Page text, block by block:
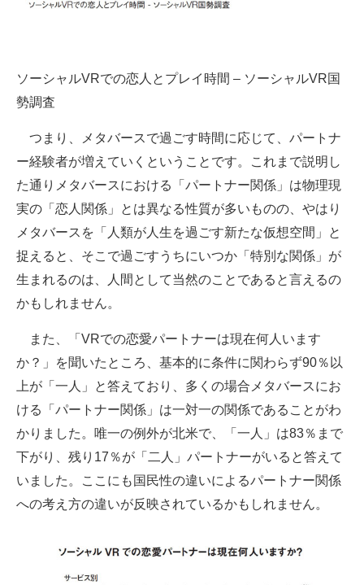
ソーシャルVRでの恋人とプレイ時間 – ソーシャルVR国
勢調査
つまり、メタバースで過ごす時間に応じて、パートナ
ー経験者が増えていくということです。これまで説明し
た通りメタバースにおける「パートナー関係」は物理現
実の「恋人関係」とは異なる性質が多いものの、やはり
メタバースを「人類が人生を過ごす新たな仮想空間」と
捉えると、そこで過ごすうちにいつか「特別な関係」が
生まれるのは、人間として当然のことであると言えるの
かもしれません。
また、「VRでの恋愛パートナーは現在何人います
か？」を聞いたところ、基本的に条件に関わらず90％以
上が「一人」と答えており、多くの場合メタバースにお
ける「パートナー関係」は一対一の関係であることがわ
かりました。唯一の例外が北米で、「一人」は83％まで
下がり、残り17％が「二人」パートナーがいると答えて
いました。ここにも国民性の違いによるパートナー関係
への考え方の違いが反映されているかもしれません。